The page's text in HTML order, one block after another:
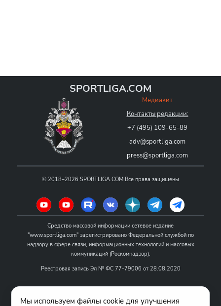
SPORTLIGA.COM
Медиакит
Контакты редакции:
+7 (495) 109-65-89
adv@sportliga.com
press@sportliga.com
© 2018–2026 SPORTLIGA.COM Все права защищены
Средство массовой информации сетевое издание
"www.sportliga.com" зарегистрировано Федеральной службой по
надзору в сфере связи, информационных технологий и массовых
коммуникаций (Роскомнадзор).
Реестровая запись Эл № ФС 77-79006 от 28.08.2020
Название - www.sportliga.com
Учредитель СМИ сетевого издания "www.sportliga.com": ИП Чамин
Мы используем файлы cookie для улучшения